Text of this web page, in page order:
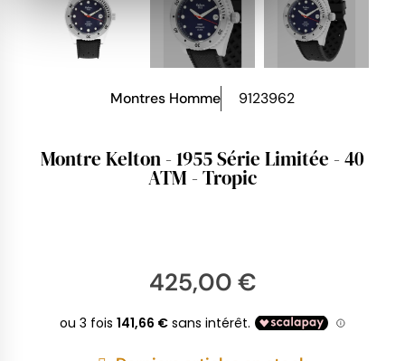
Montres Homme 9123962
Montre Kelton - 1955 Série Limitée - 40
ATM - Tropic
425,00 €